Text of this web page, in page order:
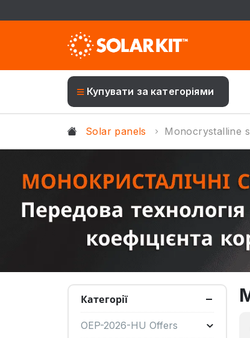
Купувати за категоріями
Solar panels Monocrystalline
Категорії
OEP-2026-HU Offers